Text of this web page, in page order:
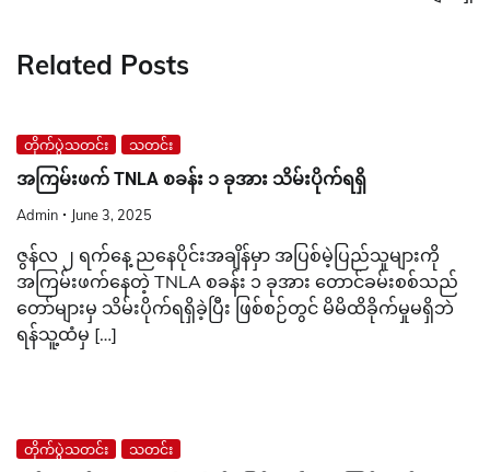
Related Posts
တိုက်ပွဲသတင်း သတင်း
အကြမ်းဖက် TNLA စခန်း ၁ ခုအား သိမ်းပိုက်ရရှိ
Admin June 3, 2025
ဇွန်လ ၂ ရက်နေ့ ညနေပိုင်းအချိန်မှာ အပြစ်မဲ့ပြည်သူများကို
အကြမ်းဖက်နေတဲ့ TNLA စခန်း ၁ ခုအား တောင်ခမ်းစစ်သည်
တော်များမှ သိမ်းပိုက်ရရှိခဲ့ပြီး ဖြစ်စဉ်တွင် မိမိထိခိုက်မှုမရှိဘဲ
ရန်သူ့ထံမှ […]
တိုက်ပွဲသတင်း သတင်း